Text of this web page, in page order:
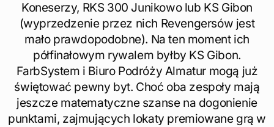
Koneserzy, RKS 300 Junikowo lub KS Gibon
(wyprzedzenie przez nich Revengersów jest
mało prawdopodobne). Na ten moment ich
półfinałowym rywalem byłby KS Gibon.
FarbSystem i Biuro Podróży Almatur mogą już
świętować pewny byt. Choć oba zespoły mają
jeszcze matematyczne szanse na dogonienie
punktami, zajmujących lokaty premiowane grą w